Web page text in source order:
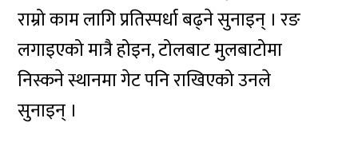
राम्रो काम लागि प्रतिस्पर्धा बढ्ने सुनाइन् । रङ
लगाइएको मात्रै होइन, टोलबाट मुलबाटोमा
निस्कने स्थानमा गेट पनि राखिएको उनले
सुनाइन् ।